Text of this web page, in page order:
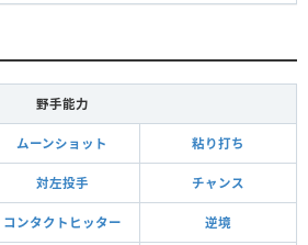
野手能力
ムーンショット 粘り打ち
対左投手 チャンス
コンタクトヒッター 逆境